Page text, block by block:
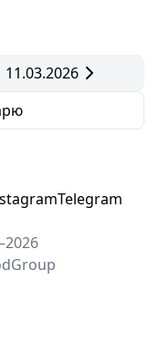
11.03.2026
Telegram